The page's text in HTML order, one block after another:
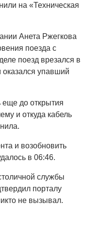
на «Техническая
Анета Ржегкова
поезда с
поезд врезался в
оказался упавший
еще до открытия
и откуда кабель
и возобновить
в 06:46.
службы
порталу
не вызывал.